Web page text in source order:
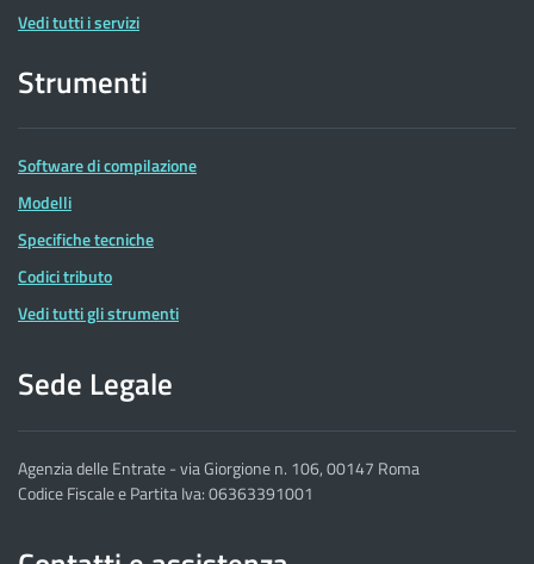
Vedi tutti i servizi
Strumenti
Software di compilazione
Modelli
Specifiche tecniche
Codici tributo
Vedi tutti gli strumenti
Sede Legale
Agenzia delle Entrate - via Giorgione n. 106, 00147 Roma
Codice Fiscale e Partita Iva: 06363391001